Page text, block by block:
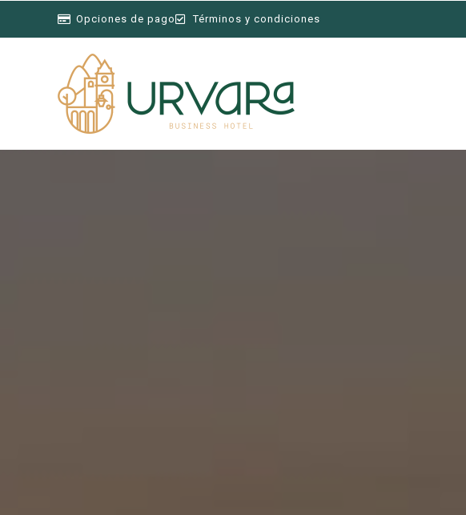
Opciones de pago Términos y condiciones